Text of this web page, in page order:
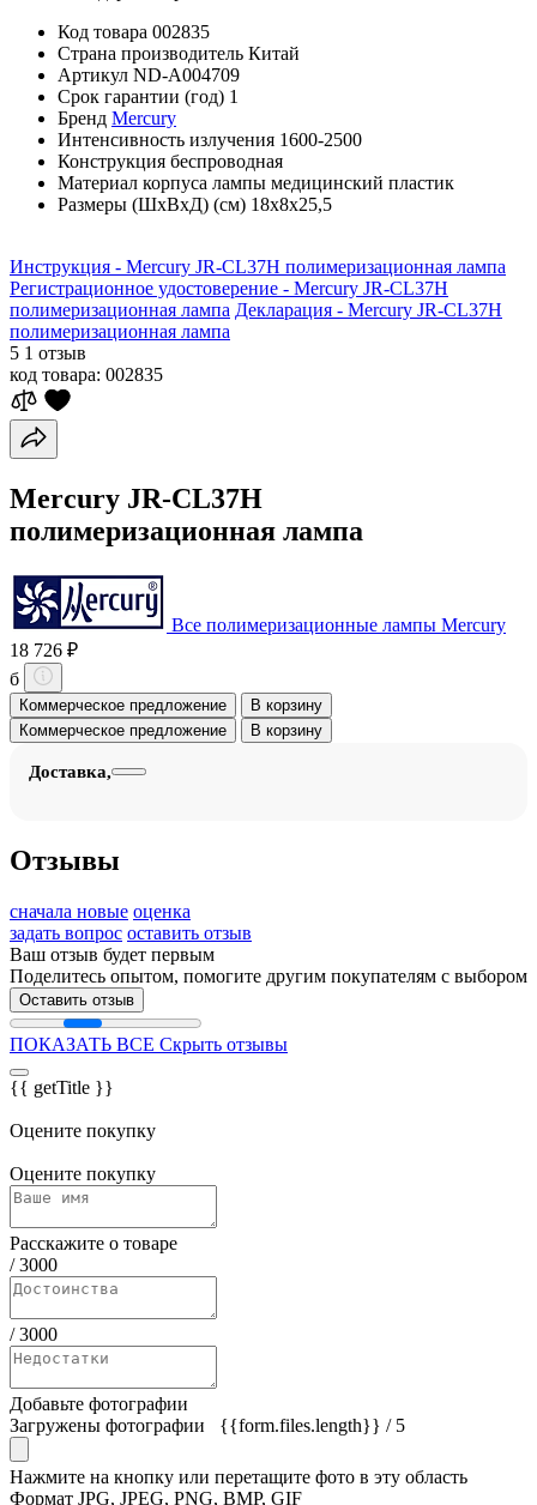
Код товара 002835
Страна производитель Китай
Артикул ND-A004709
Срок гарантии (год) 1
Бренд Mercury
Интенсивность излучения 1600-2500
Конструкция беспроводная
Материал корпуса лампы медицинский пластик
Размеры (ШхВхД) (см) 18х8х25,5
Инструкция - Mercury JR-CL37H полимеризационная лампа
Регистрационное удостоверение - Mercury JR-CL37H
полимеризационная лампа Декларация - Mercury JR-CL37H
полимеризационная лампа
5 1 отзыв
код товара: 002835
Mercury JR-CL37H
полимеризационная лампа
Все полимеризационные лампы Mercury
18 726 ₽
б
Коммерческое предложение
В корзину
Коммерческое предложение
В корзину
Доставка,
Отзывы
сначала новые оценка
задать вопрос оставить отзыв
Ваш отзыв будет первым
Поделитесь опытом, помогите другим покупателям с выбором
Оставить отзыв
ПОКАЗАТЬ ВСЕ Скрыть отзывы
{{ getTitle }}
Оцените покупку
Оцените покупку
Расскажите о товаре
/3000
/3000
Добавьте фотографии
Загружены фотографии
{{form.files.length}} / 5
Нажмите на кнопку или перетащите фото в эту область
Формат JPG, JPEG, PNG, BMP, GIF